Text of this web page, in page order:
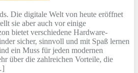
Die digitale Welt von heute eröffnet
sie aber auch vor einige
bietet verschiedene Hardware-
sicher, sinnvoll und mit Spaß lernen
ein Muss für jeden modernen
über die zahlreichen Vorteile, die